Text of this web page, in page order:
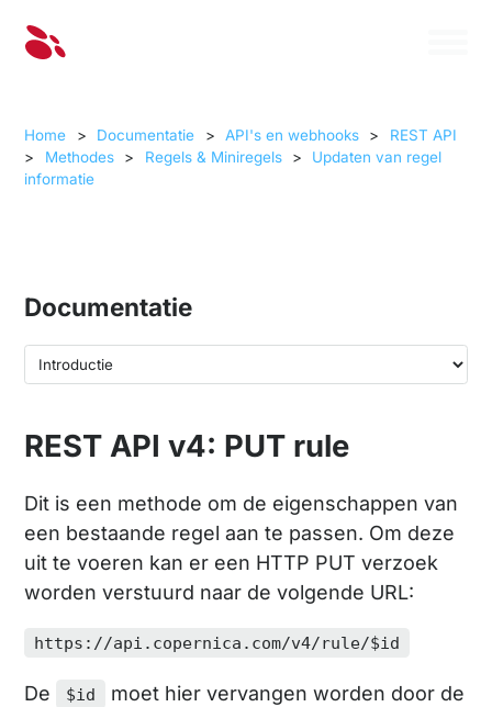
Home > Documentatie > API's en webhooks >
REST API
>
Methodes > Regels & Miniregels >
Updaten van regel
informatie
Documentatie
REST API v4: PUT rule
Dit is een methode om de eigenschappen van
een bestaande regel aan te passen. Om deze
uit te voeren kan er een HTTP PUT verzoek
worden verstuurd naar de volgende URL:
https://api.copernica.com/v4/rule/$id
De $id
moet hier vervangen worden door de